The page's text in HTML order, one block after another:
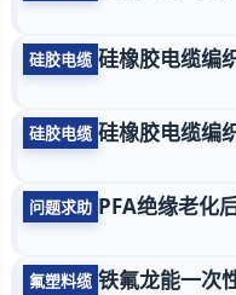
硅胶电缆 硅橡胶电缆编
硅胶电缆 硅橡胶电缆编
问题求助 PFA绝缘老化
氟塑料缆 铁氟龙能一次